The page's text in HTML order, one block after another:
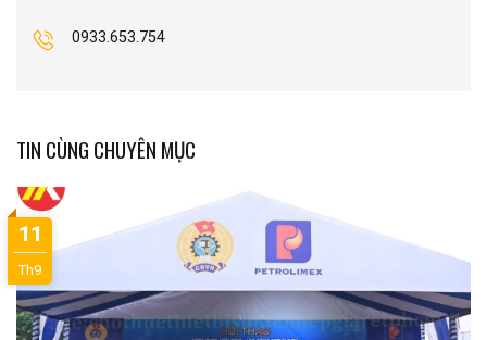
0933.653.754
TIN CÙNG CHUYÊN MỤC
11
Th9